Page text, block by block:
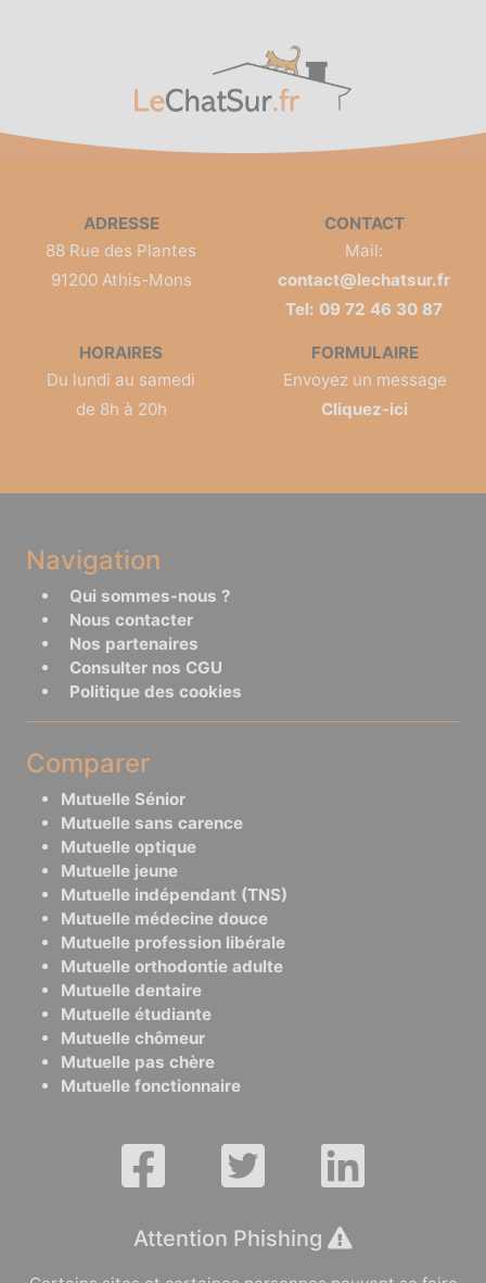
ADRESSE
88 Rue des Plantes
91200 Athis-Mons
CONTACT
Mail:
contact@lechatsur.fr
Tel: 09 72 46 30 87
HORAIRES
Du lundi au samedi
de 8h à 20h
FORMULAIRE
Envoyez un message
Cliquez-ici
Navigation
Qui sommes-nous ?
Nous contacter
Nos partenaires
Consulter nos CGU
Politique des cookies
Comparer
Mutuelle Sénior
Mutuelle sans carence
Mutuelle optique
Mutuelle jeune
Mutuelle indépendant (TNS)
Mutuelle médecine douce
Mutuelle profession libérale
Mutuelle orthodontie adulte
Mutuelle dentaire
Mutuelle étudiante
Mutuelle chômeur
Mutuelle pas chère
Mutuelle fonctionnaire
Attention Phishing